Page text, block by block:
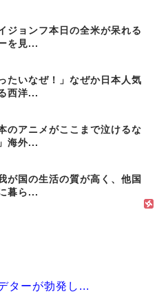
ジョンフ本日の全米が呆れる
を見...
たいなぜ！」なぜか日本人気
西洋...
のアニメがここまで泣けるな
海外...
が国の生活の質が高く、他国
暮ら...
ターが勃発し...